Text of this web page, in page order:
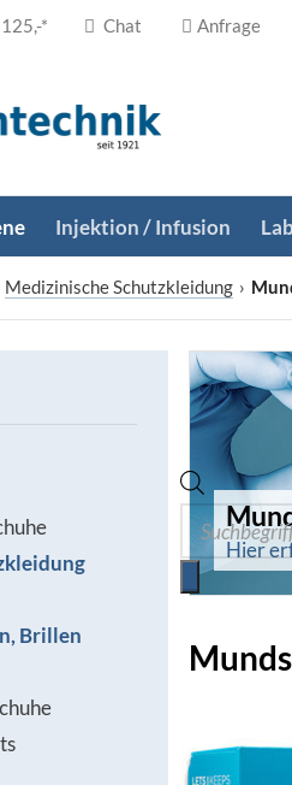
* Chat Anfrage
Injektion / Infusion
Medizinische Schutzkleidung ›
Brillen
Hier